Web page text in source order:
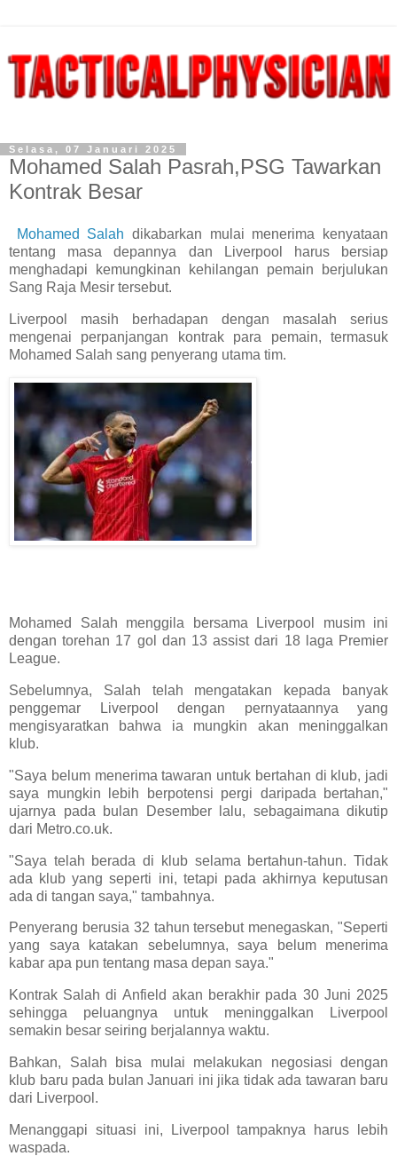
Selasa, 07 Januari 2025
Mohamed Salah Pasrah,PSG Tawarkan
Kontrak Besar
Mohamed Salah dikabarkan mulai menerima kenyataan
tentang masa depannya dan Liverpool harus bersiap
menghadapi kemungkinan kehilangan pemain berjulukan
Sang Raja Mesir tersebut.
Liverpool masih berhadapan dengan masalah serius
mengenai perpanjangan kontrak para pemain, termasuk
Mohamed Salah sang penyerang utama tim.
Mohamed Salah menggila bersama Liverpool musim ini
dengan torehan 17 gol dan 13 assist dari 18 laga Premier
League.
Sebelumnya, Salah telah mengatakan kepada banyak
penggemar Liverpool dengan pernyataannya yang
mengisyaratkan bahwa ia mungkin akan meninggalkan
klub.
"Saya belum menerima tawaran untuk bertahan di klub, jadi
saya mungkin lebih berpotensi pergi daripada bertahan,"
ujarnya pada bulan Desember lalu, sebagaimana dikutip
dari Metro.co.uk.
"Saya telah berada di klub selama bertahun-tahun. Tidak
ada klub yang seperti ini, tetapi pada akhirnya keputusan
ada di tangan saya," tambahnya.
Penyerang berusia 32 tahun tersebut menegaskan, "Seperti
yang saya katakan sebelumnya, saya belum menerima
kabar apa pun tentang masa depan saya."
Kontrak Salah di Anfield akan berakhir pada 30 Juni 2025
sehingga peluangnya untuk meninggalkan Liverpool
semakin besar seiring berjalannya waktu.
Bahkan, Salah bisa mulai melakukan negosiasi dengan
klub baru pada bulan Januari ini jika tidak ada tawaran baru
dari Liverpool.
Menanggapi situasi ini, Liverpool tampaknya harus lebih
waspada.